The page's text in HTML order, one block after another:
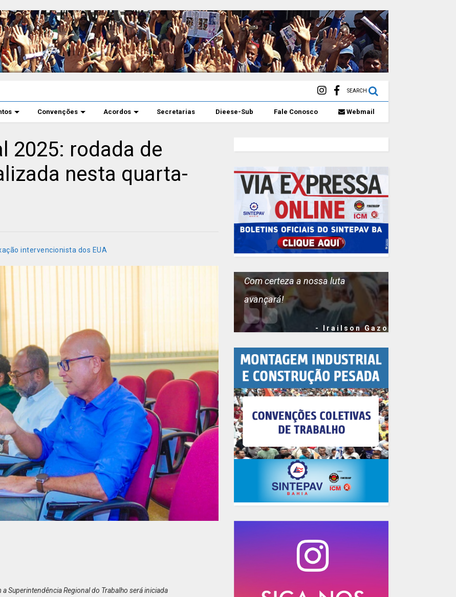
SEARCH
Convenções Acordos Secretarias Dieese-Sub Fale Conosco Webmail
2025: rodada de
nesta quarta-
intervencionista dos EUA
Superintendência Regional do Trabalho será iniciada
Com certeza a nossa luta
avançará!
- Irailson Gazo